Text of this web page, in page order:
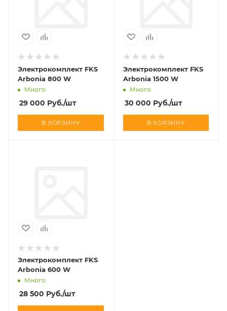
Электрокомплект FKS
Arbonia 800 W
Много
29 000 Руб./шт
В КОРЗИНУ
Электрокомплект FKS
Arbonia 1500 W
Много
30 000 Руб./шт
В КОРЗИНУ
Электрокомплект FKS
Arbonia 600 W
Много
28 500 Руб./шт